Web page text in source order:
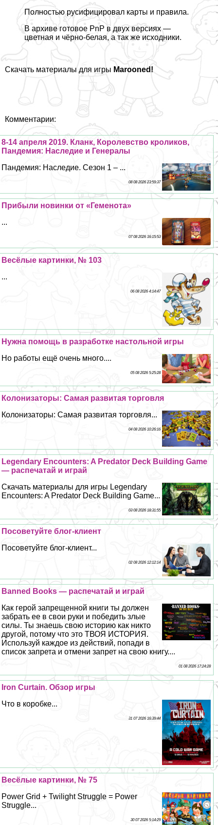
Полностью русифицировал карты и правила.
В архиве готовое PnP в двух версиях —
цветная и чёрно-белая, а так же исходники.
Скачать материалы для игры Marooned!
Комментарии:
8-14 апреля 2019. Кланк, Королевство кроликов,
Пандемия: Наследие и Генералы
Пандемия: Наследие. Сезон 1 – ...
08 08 2026 23:59:37
Прибыли новинки от «Геменота»
...
07 08 2026 16:15:53
Весёлые картинки, № 103
...
06 08 2026 4:14:47
Нужна помощь в разработке настольной игры
Но работы ещё очень много....
05 08 2026 5:25:28
Колонизаторы: Самая развитая торговля
Колонизаторы: Самая развитая торговля...
04 08 2026 10:26:16
Legendary Encounters: A Predator Deck Building Game
— распечатай и играй
Скачать материалы для игры Legendary
Encounters: A Predator Deck Building Game...
03 08 2026 18:31:55
Посоветуйте блог-клиент
Посоветуйте блог-клиент...
02 08 2026 12:12:14
Banned Books — распечатай и играй
Как герой запрещенной книги ты должен
забрать ее в свои руки и победить злые
силы. Ты знаешь свою историю как никто
другой, потому что это ТВОЯ ИСТОРИЯ.
Используй каждое из действий, попади в
список запрета и отмени запрет на свою книгу....
01 08 2026 17:24:28
Iron Curtain. Обзор игры
Что в коробке...
31 07 2026 16:39:44
Весёлые картинки, № 75
Power Grid + Twilight Struggle = Power
Struggle...
30 07 2026 5:14:29